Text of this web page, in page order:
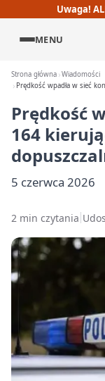
Uwaga!
MENU
Strona główna Wiadomości
Prędkość wpadła w sieć
Prędkość
164
5 czerwca 2026
2 min czytania